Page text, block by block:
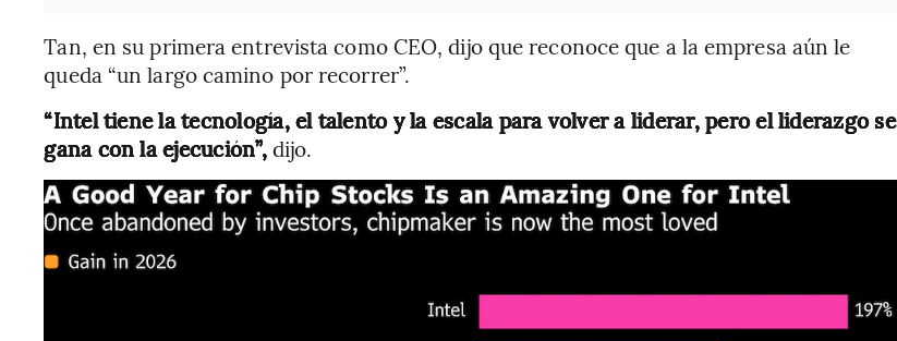
Tan, en su primera entrevista como CEO, dijo que reconoce que a la empresa aún le
queda “un largo camino por recorrer”.
“Intel tiene la tecnología, el talento y la escala para volver a liderar, pero el liderazgo se
gana con la ejecución”,dijo.